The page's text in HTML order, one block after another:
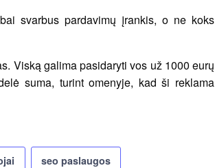
svarbus pardavimų įrankis, o ne koks
Viską galima pasidaryti vos už 1000 eurų
suma, turint omenyje, kad ši reklama
seo paslaugos